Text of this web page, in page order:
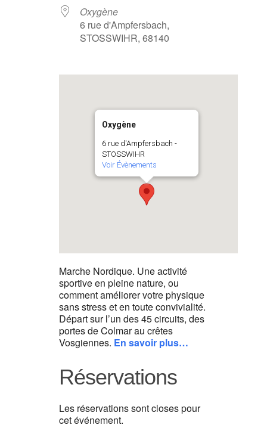
Oxygène
6 rue d'Ampfersbach,
STOSSWIHR, 68140
Oxygène
6 rue d'Ampfersbach -
STOSSWIHR
Voir Évènements
Marche Nordique. Une activité
sportive en pleine nature, ou
comment améliorer votre physique
sans stress et en toute convivialité.
Départ sur l’un des 45 circuits, des
portes de Colmar au crêtes
Vosgiennes. En savoir plus…
Réservations
Les réservations sont closes pour
cet événement.